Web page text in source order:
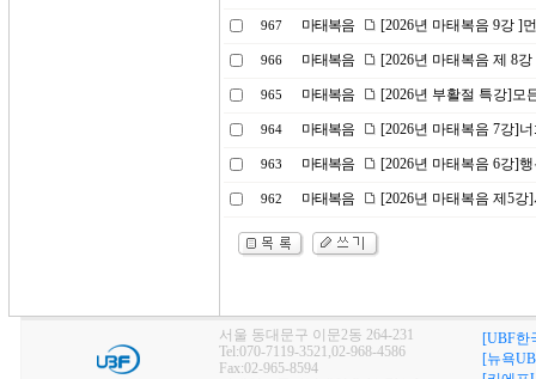
967 마태복음 [2026년 마태복음 9강 ]
966 마태복음 [2026년 마태복음 제 8
965 마태복음 [2026년 부활절 특강]모
964 마태복음 [2026년 마태복음 7강]
963 마태복음 [2026년 마태복음 6강]
962 마태복음 [2026년 마태복음 제5
서울 동대문구 이문2동 264-231
Tel:070-7119-3521,02-968-4586
Fax:02-965-8594
[UBF한
[뉴욕